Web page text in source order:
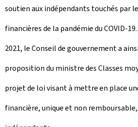
e
l
e
soutien aux indépendants touchés par
financières de la pandémie du COVID-
2021, le Conseil de gouvernement a
proposition du ministre des Classes
projet de loi visant à mettre en place
financière, unique et non remboursable,